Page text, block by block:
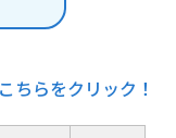
ちらをクリック！